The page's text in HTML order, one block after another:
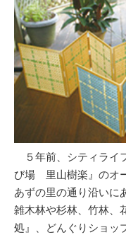
５年前、シティライ
び場 里山樹楽』のオ
あずの里の通り沿いに
雑木林や杉林、竹林、
処』、どんぐりショッ